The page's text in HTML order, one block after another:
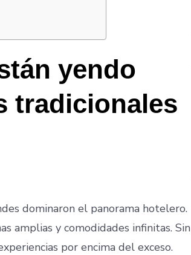
yendo
tradicionales
dominaron el panorama hotelero.
amplias y comodidades infinitas. Sin
por encima del exceso.